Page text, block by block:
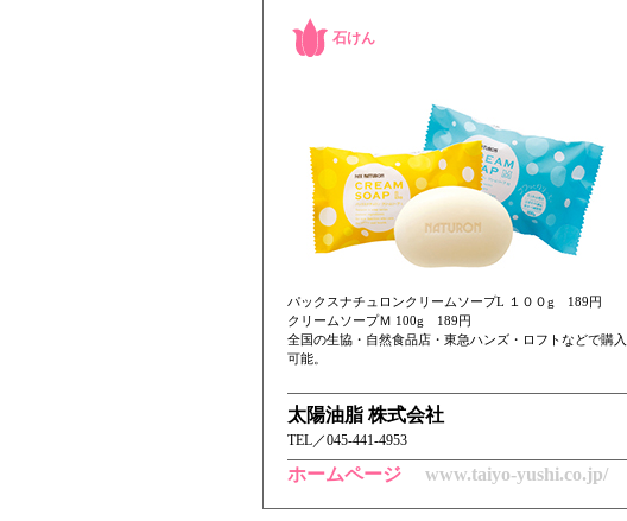
石けん
パックスナチュロンクリームソープL １００g 189円
クリームソープＭ 100g 189円
全国の生協・自然食品店・東急ハンズ・ロフトなどで購入
可能。
太陽油脂 株式会社
TEL／ 045-441-4953
ホームページ www.taiyo-yushi.co.jp/